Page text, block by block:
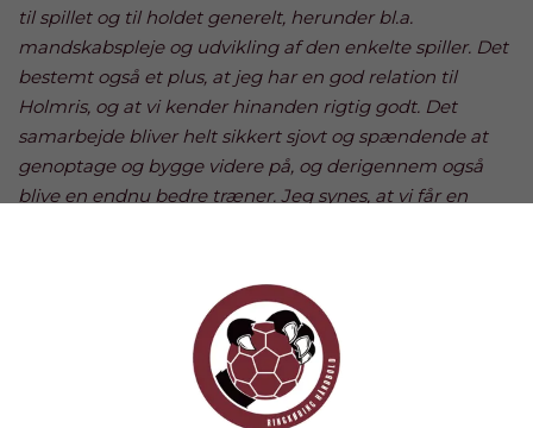
til spillet og til holdet generelt, herunder bl.a.
mandskabspleje og udvikling af den enkelte spiller. Det
bestemt også et plus, at jeg har en god relation til
Holmris, og at vi kender hinanden rigtig godt. Det
samarbejde bliver helt sikkert sjovt og spændende at
genoptage og bygge videre på, og derigennem også
blive en endnu bedre træner. Jeg synes, at vi får en
mange dygtige spillere fra sidst jeg var her, og flere på
vej. Så jeg ser frem til processen med at få sat tingene
godt sammen, og så tror jeg, at der venter os en rigtig